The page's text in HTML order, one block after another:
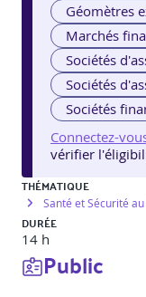
Géomètres
Marchés
Sociétés
Sociétés
Sociétés
Connectez-
vérifier
THÉMATIQUE
Santé et Sécurité
DURÉE
14 h
Public